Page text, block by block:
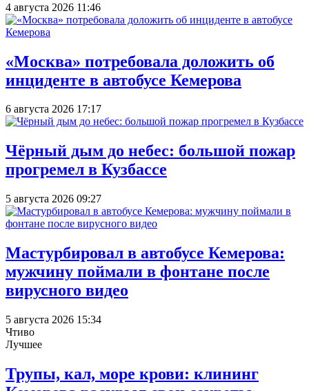
4 августа 2026 11:46
«Москва» потребовала доложить об
инциденте в автобусе Кемерова
6 августа 2026 17:17
Чёрный дым до небес: большой пожар
прогремел в Кузбассе
5 августа 2026 09:27
Мастурбировал в автобусе Кемерова:
мужчину поймали в фонтане после
вирусного видео
5 августа 2026 15:34
Чтиво
Лучшее
Трупы, кал, море крови: клининг